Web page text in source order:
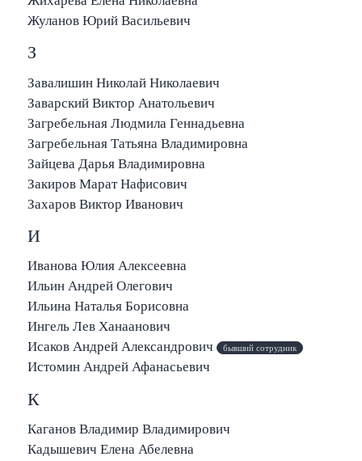
Жуланов Юрий Васильевич
З
Завалишин Николай Николаевич
Заварский Виктор Анатольевич
Загребельная Людмила Геннадьевна
Загребельная Татьяна Владимировна
Зайцева Дарья Владимировна
Закиров Марат Нафисович
Захаров Виктор Иванович
И
Иванова Юлия Алексеевна
Ильин Андрей Олегович
Ильина Наталья Борисовна
Ингель Лев Ханаанович
Исаков Андрей Александрович
бывший сотрудник
Истомин Андрей Афанасьевич
К
Каганов Владимир Владимирович
Кадышевич Елена Абелевна